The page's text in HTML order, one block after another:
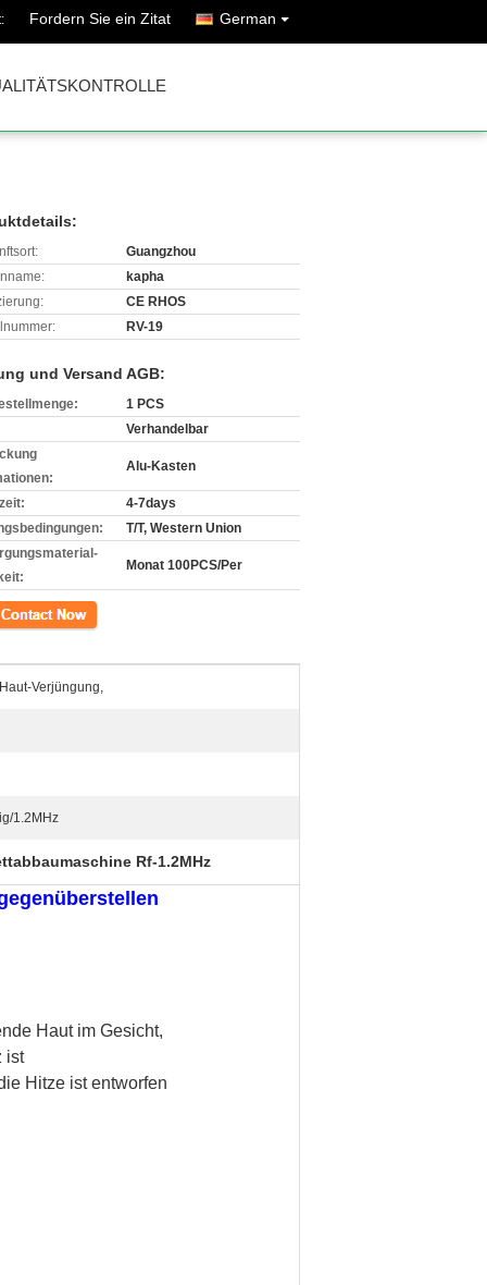
Fordern Sie ein Zitat German
Guangzhou
kapha
CE RHOS
RV-19
und Versand AGB:
1 PCS
Verhandelbar
Alu-Kasten
4-7days
T/T, Western Union
Monat 100PCS/Per
Verjüngung,
1.2MHz
Rf-1.2MHz
Haut im Gesicht,
ist
Hitze ist entworfen